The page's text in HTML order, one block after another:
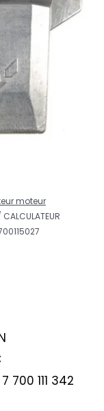
moteur
CALCULATEUR
111 342